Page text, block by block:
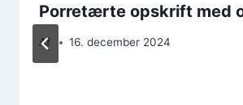
Porretærte opskrift med
Af 16. december 2024